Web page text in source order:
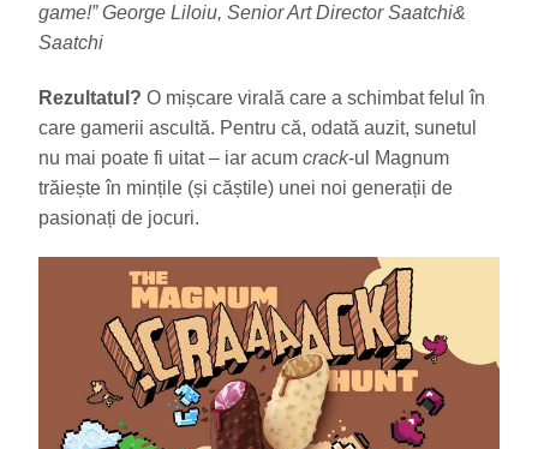
game!” George Liloiu, Senior Art Director Saatchi&
Saatchi
Rezultatul? O mișcare virală care a schimbat felul în
care gamerii ascultă. Pentru că, odată auzit, sunetul
nu mai poate fi uitat – iar acum crack-ul Magnum
trăiește în mințile (și căștile) unei noi generații de
pasionați de jocuri.